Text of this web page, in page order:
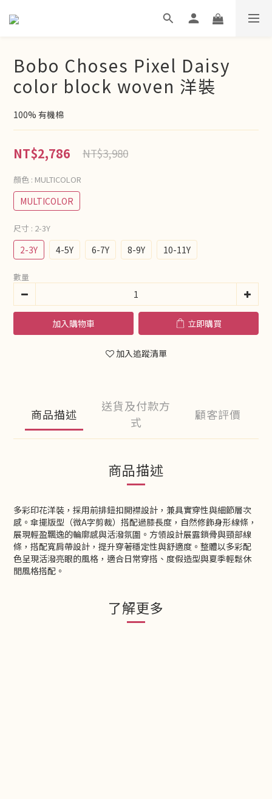
Bobo Choses Pixel Daisy
color block woven 洋裝
100% 有機棉
NT$2,786 NT$3,980
顏色 : MULTICOLOR
MULTICOLOR
尺寸 : 2-3Y
2-3Y 4-5Y 6-7Y 8-9Y 10-11Y
數量
加入購物車 立即購買
加入追蹤清單
商品描述
送貨及付款方
式
顧客評價
商品描述
多彩印花洋裝，採用前排鈕扣開襟設計，兼具實穿性與細節層次
感。傘擺版型（微A字剪裁）搭配過膝長度，自然修飾身形線條，
展現輕盈飄逸的輪廓感與活潑氛圍。方領設計展露鎖骨與頸部線
條，搭配寬肩帶設計，提升穿著穩定性與舒適度。整體以多彩配
色呈現活潑亮眼的風格，適合日常穿搭、度假造型與夏季輕鬆休
閒風格搭配。
了解更多